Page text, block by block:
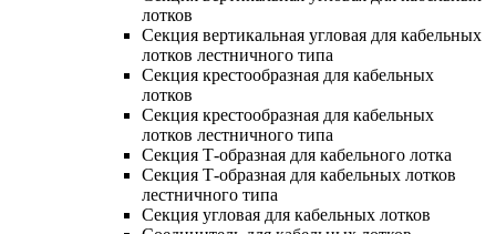
лотков
Секция вертикальная угловая для кабельных
лотков лестничного типа
Секция крестообразная для кабельных
лотков
Секция крестообразная для кабельных
лотков лестничного типа
Секция Т-образная для кабельного лотка
Секция Т-образная для кабельных лотков
лестничного типа
Секция угловая для кабельных лотков